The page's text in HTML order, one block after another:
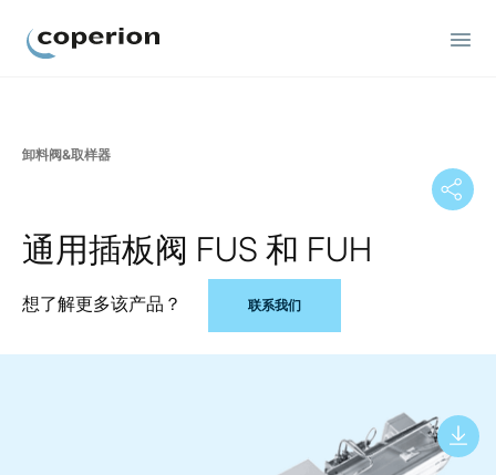
卸料阀&取样器
通用插板阀 FUS 和 FUH
想了解更多该产品？ 联系我们